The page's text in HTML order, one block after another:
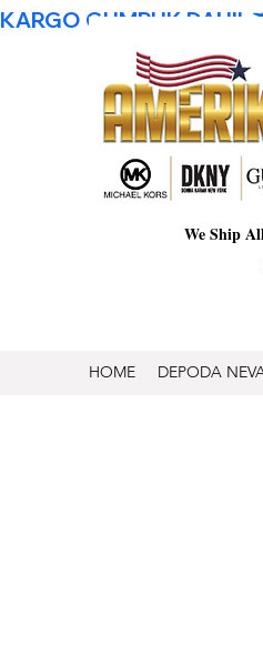
KARGO GUMRUK DAHIL
We Ship
HOME DEPODA